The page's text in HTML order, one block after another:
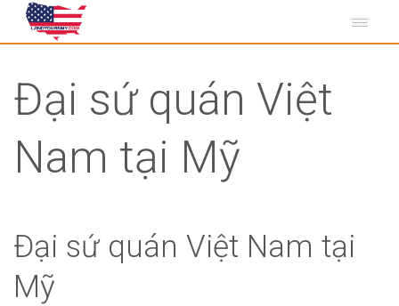
Đại sứ quán Việt
Nam tại Mỹ
Đại sứ quán Việt Nam tại
Mỹ